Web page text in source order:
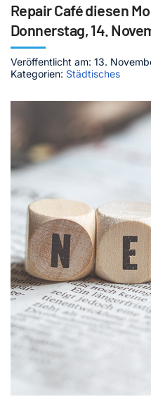
Mediathek
Jetzt abonnieren
Repair Café diesen
Donnerstag, 14.
Veröffentlicht am: 13.
Kategorien: Städtisches